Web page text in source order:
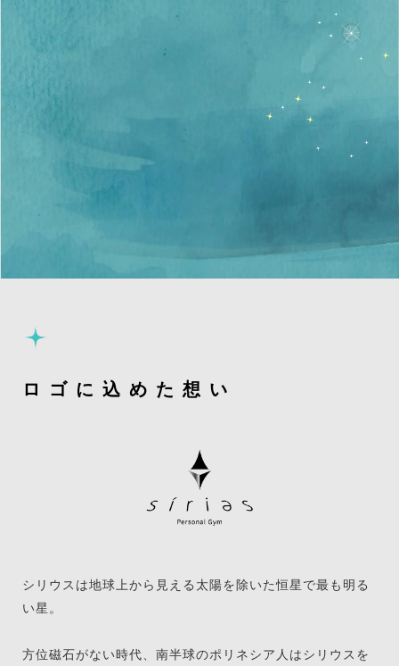
ロゴに込めた想い
シリウスは地球上から見える太陽を除いた恒星で最も明る
い星。
方位磁石がない時代、南半球のポリネシア人はシリウスを